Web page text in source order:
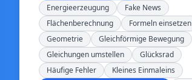
Energieerzeugung
Fake News
Flächenberechnung
Formeln einsetzen
Geometrie
Gleichförmige Bewegung
Gleichungen umstellen
Glücksrad
Häufige Fehler
Kleines Einmaleins